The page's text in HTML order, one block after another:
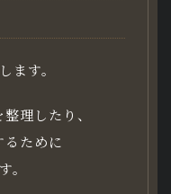
ます。
理したり、
ために
。